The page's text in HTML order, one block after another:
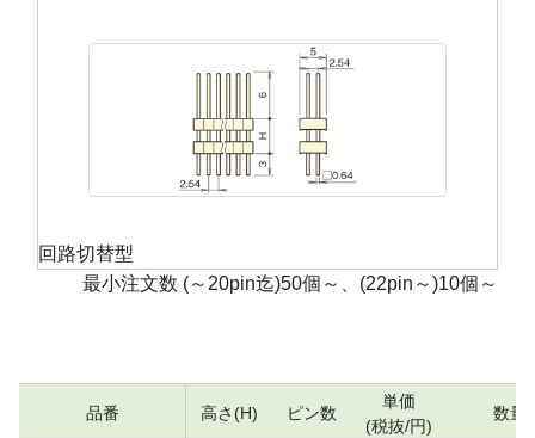
回路切替型
最小注文数 (～20pin迄)50個～、(22pin～)10個～
品番 高さ(H) ピン数
単価
(税抜/円)
数量